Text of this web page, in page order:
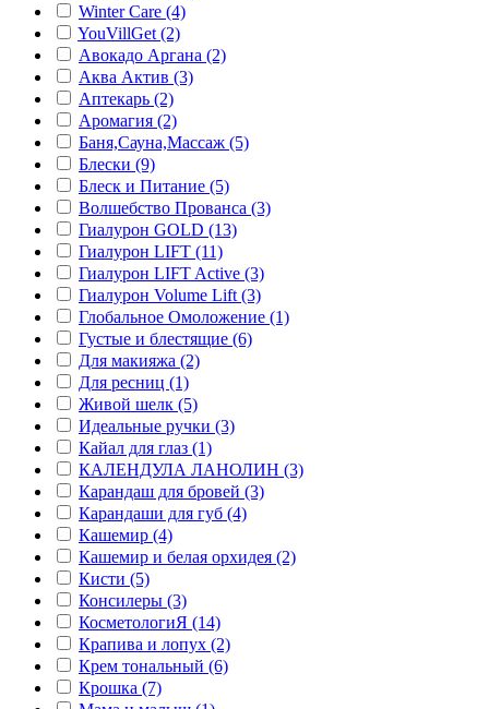
Winter Care (4)
YouVillGet (2)
Авокадо Аргана (2)
Аква Актив (3)
Аптекарь (2)
Аромагия (2)
Баня,Сауна,Массаж (5)
Блески (9)
Блеск и Питание (5)
Волшебство Прованса (3)
Гиалурон GOLD (13)
Гиалурон LIFT (11)
Гиалурон LIFT Active (3)
Гиалурон Volume Lift (3)
Глобальное Омоложение (1)
Густые и блестящие (6)
Для макияжа (2)
Для ресниц (1)
Живой шелк (5)
Идеальные ручки (3)
Кайал для глаз (1)
КАЛЕНДУЛА ЛАНОЛИН (3)
Карандаш для бровей (3)
Карандаши для губ (4)
Кашемир (4)
Кашемир и белая орхидея (2)
Кисти (5)
Консилеры (3)
КосметологиЯ (14)
Крапива и лопух (2)
Крем тональный (6)
Крошка (7)